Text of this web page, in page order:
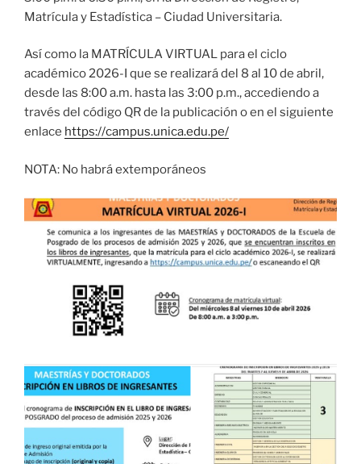
Matrícula y Estadística – Ciudad Universitaria.
Así como la MATRÍCULA VIRTUAL para el ciclo
académico 2026-I que se realizará del 8 al 10 de abril,
desde las 8:00 a.m. hasta las 3:00 p.m., accediendo a
través del código QR de la publicación o en el siguiente
enlace https://campus.unica.edu.pe/
NOTA: No habrá extemporáneos